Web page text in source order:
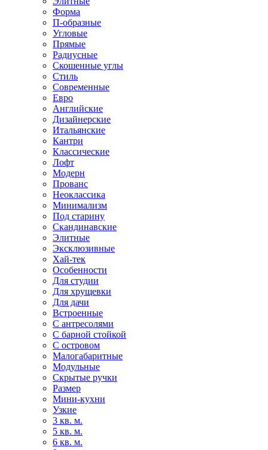
Форма
П-образные
Угловые
Прямые
Радиусные
Скошенные углы
Стиль
Современные
Евро
Английские
Дизайнерские
Итальянские
Кантри
Классические
Лофт
Модерн
Прованс
Неоклассика
Минимализм
Под старину
Скандинавские
Элитные
Эксклюзивные
Хай-тек
Особенности
Для студии
Для хрущевки
Для дачи
Встроенные
С антресолями
С барной стойкой
С островом
Малогабаритные
Модульные
Скрытые ручки
Размер
Мини-кухни
Узкие
3 кв. м.
5 кв. м.
6 кв. м.